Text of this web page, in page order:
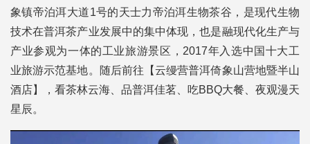
象镇帝泊洱大道1号的天士力帝泊洱生物茶谷，是现代生物
技术在普洱茶产业发展中的集中体现，也是融现代化生产与
产业参观为一体的工业旅游景区，2017年入选中国十大工
业旅游示范基地。随后前往【云缦营普洱倚象山营地暨半山
酒店】，看茶林云海、品普洱佳茗、吃BBQ大餐、夜观漫天
星辰。